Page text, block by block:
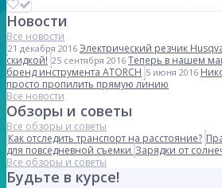
Новости
Все новости
21 декабря 2016 Электрический резчик
скидкой! 25 сентября 2016 Теперь в нашем
бренд инструмента ATORCH 5 июня 2016
просто пропилить прямую линию
Все новости
Обзоры и советы
Все обзоры и советы
Как отследить транспорт на расстояние?
для повседневной съемки Зарядки от
Все обзоры и советы
Будьте в курсе!